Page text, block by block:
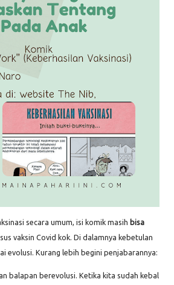
secara umum, isi komik masih bisa
vaksin Covid kok. Di dalamnya kebetulan
evolusi. Kurang lebih begini penjabarannya:
balapan berevolusi. Ketika kita sudah kebal